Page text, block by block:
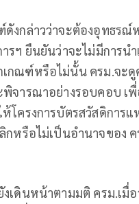
ดังกล่าวว่าจะต้องอุทธร
รฯ ยืนยันว่าจะไม่มีการ
กณฑ์หรือไม่นั้น ครม.จะ
จารณาอย่างรอบคอบ เ
ห้โครงการบัตรสวัสดิกา
กหรือไม่เป็นอำนาจของ
เดินหน้าตามมติ ครม.เมื่